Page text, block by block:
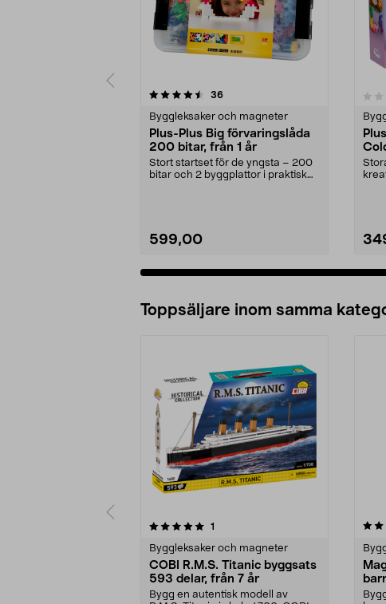
36recensioner
Byggleksaker och magneter
Plus-Plus Big förvaringslåda
200 bitar, från 1 år
Stort startset för de yngsta – 200
bitar och 2 byggplattor i praktisk
599,00
0.0 av 5 stjärnor
Toppsäljare inom samma
1
Byggleksaker och magneter
COBI R.M.S. Titanic byggsats
593 delar, från 7 år
Bygg en autentisk modell av
4.0 av 5 stjärnor